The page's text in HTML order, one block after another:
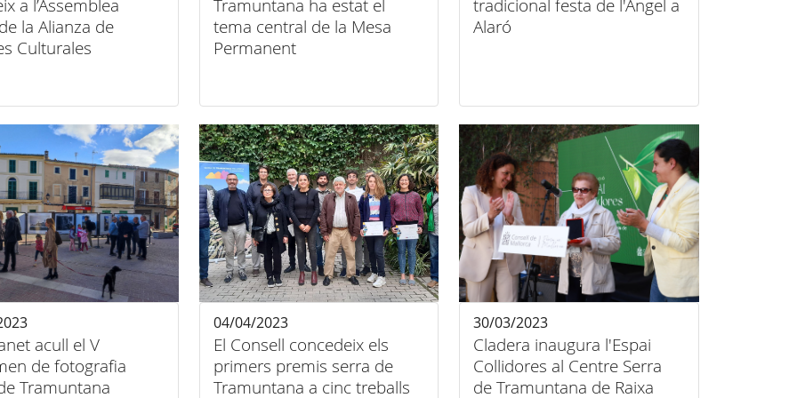
a l’Assemblea
la Alianza de
Culturales
Tramuntana ha estat el
tema central de la Mesa
Permanent
tradicional festa de l'Àngel a
Alaró
acull el V
de fotografia
Tramuntana
El Consell concedeix els
primers premis serra de
Tramuntana a cinc treballs
04/04/2023
Cladera inaugura l'Espai
Collidores al Centre Serra
de Tramuntana de Raixa
30/03/2023